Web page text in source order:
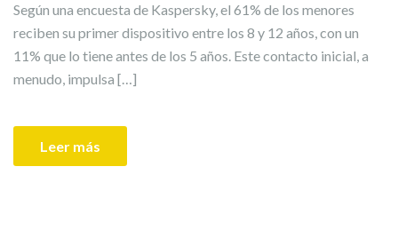
Según una encuesta de Kaspersky, el 61% de los menores
reciben su primer dispositivo entre los 8 y 12 años, con un
11% que lo tiene antes de los 5 años. Este contacto inicial, a
menudo, impulsa […]
Leer más